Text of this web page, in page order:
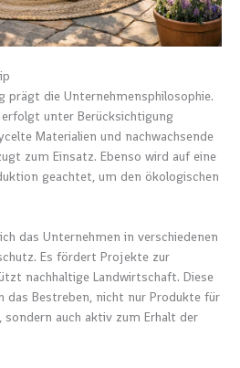
prägt die Unternehmensphilosophie.
unter Berücksichtigung
Materialien und nachwachsende
zum Einsatz. Ebenso wird auf eine
geachtet, um den ökologischen
das Unternehmen in verschiedenen
Es fördert Projekte zur
nachhaltige Landwirtschaft. Diese
das Bestreben, nicht nur Produkte für
auch aktiv zum Erhalt der